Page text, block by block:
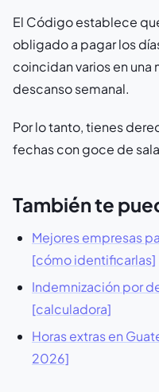
El Código establece
obligado a pagar los
coincidan varios en una
descanso semanal.
Por lo tanto, tienes
fechas con goce de
También te
Mejores empresas
[cómo identificarlas]
Indemnización por
[calculadora]
Horas extras en
2026]